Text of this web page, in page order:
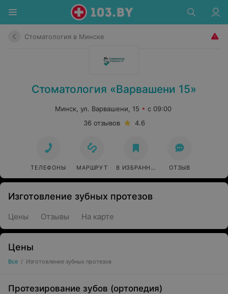
Стоматология в Минске
Стоматология «Варвашени 15»
Минск, ул. Варвашени, 15
с 09:00
36 отзывов
4.6
ТЕЛЕФОНЫ МАРШРУТ В ИЗБРАННОЕ ОТЗЫВ
Изготовление зубных протезов
Цены Отзывы На карте
Цены
Все / Изготовление зубных протезов
Протезирование зубов (ортопедия)